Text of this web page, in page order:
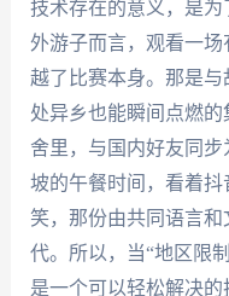
技术存在的意义，是
外游子而言，观看一
越了比赛本身。那是
处异乡也能瞬间点燃
舍里，与国内好友同
坡的午餐时间，看着
笑，那份由共同语言
代。所以，当“地区限
是一个可以轻松解决